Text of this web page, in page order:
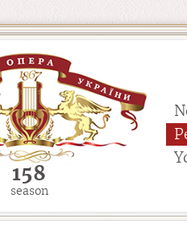
158
season